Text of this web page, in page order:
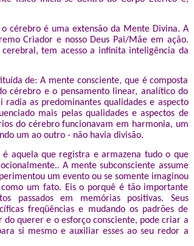
cérebro é uma extensão da Mente Divina. A
Criador e nosso Deus Pai/Mãe em ação.
tem acesso a infinita inteligência da
de: A mente consciente, que é composta
cérebro e o pensamento linear, analítico do
radia as predominantes qualidades e aspecto
mais pelas qualidades e aspectos de
do cérebro funcionavam em harmonia, um
um ao outro - não havia divisão.
aquela que registra e armazena tudo o que
A mente subconsciente assume
um evento ou se somente imaginou
um fato. Eis o porquê é tão importante
passados em memórias positivas. Seus
freqüências e mudando os padrões de
querer e o esforço consciente, pode criar a
si mesmo e auxiliar esses ao seu redor a